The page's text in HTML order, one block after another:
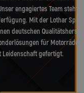
engagiertes Team steht
Mit der Lothar
deutschen
für Motorräder
Leidenschaft gefertigt.